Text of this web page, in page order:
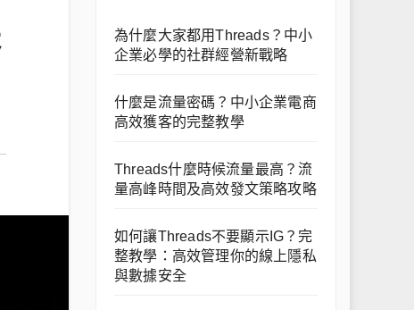
為什麼大家都用Threads？中小
企業必學的社群經營新戰略
什麼是流量密碼？中小企業電商
高效獲客的完整教學
Threads什麼時候流量最高？流
量高峰時間及高效發文策略攻略
如何讓Threads不要顯示IG？完
整教學：高效管理你的線上隱私
與數據安全